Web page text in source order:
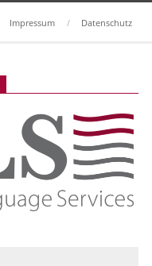
Impressum Datenschutz